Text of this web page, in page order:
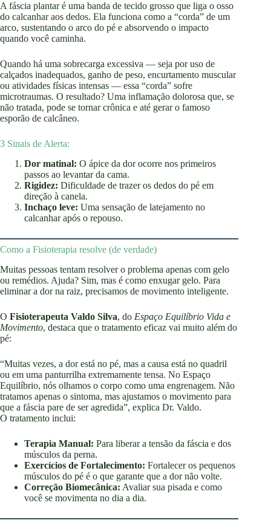
A fáscia plantar é uma banda de tecido grosso que liga o osso
do calcanhar aos dedos. Ela funciona como a “corda” de um
arco, sustentando o arco do pé e absorvendo o impacto
quando você caminha.
Quando há uma sobrecarga excessiva — seja por uso de
calçados inadequados, ganho de peso, encurtamento muscular
ou atividades físicas intensas — essa “corda” sofre
microtraumas. O resultado? Uma inflamação dolorosa que, se
não tratada, pode se tornar crônica e até gerar o famoso
esporão de calcâneo.
3 Sinais de Alerta:
Dor matinal: O ápice da dor ocorre nos primeiros
passos ao levantar da cama.
Rigidez: Dificuldade de trazer os dedos do pé em
direção à canela.
Inchaço leve: Uma sensação de latejamento no
calcanhar após o repouso.
Como a Fisioterapia resolve (de verdade)
Muitas pessoas tentam resolver o problema apenas com gelo
ou remédios. Ajuda? Sim, mas é como enxugar gelo. Para
eliminar a dor na raiz, precisamos de movimento inteligente.
O Fisioterapeuta Valdo Silva, do Espaço Equilíbrio Vida e
Movimento, destaca que o tratamento eficaz vai muito além do
pé:
“Muitas vezes, a dor está no pé, mas a causa está no quadril
ou em uma panturrilha extremamente tensa. No Espaço
Equilíbrio, nós olhamos o corpo como uma engrenagem. Não
tratamos apenas o sintoma, mas ajustamos o movimento para
que a fáscia pare de ser agredida”, explica Dr. Valdo.
O tratamento inclui:
Terapia Manual: Para liberar a tensão da fáscia e dos
músculos da perna.
Exercícios de Fortalecimento: Fortalecer os pequenos
músculos do pé é o que garante que a dor não volte.
Correção Biomecânica: Avaliar sua pisada e como
você se movimenta no dia a dia.